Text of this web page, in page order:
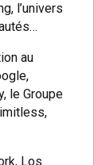
l’univers
au
le Groupe
Los